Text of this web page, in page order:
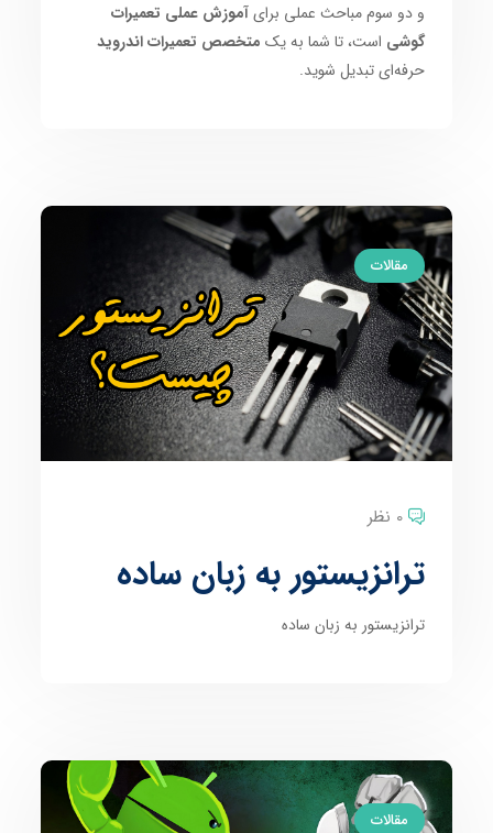
و دو سوم مباحث عملی برایآموزش عملی تعمیرات
گوشی است، تا شما به یک متخصص تعمیرات اندروید
حرفه‌ای تبدیل شوید.
مقالات
0 نظر
ترانزیستور به زبان ساده
ترانزیستور به زبان ساده
مقالات